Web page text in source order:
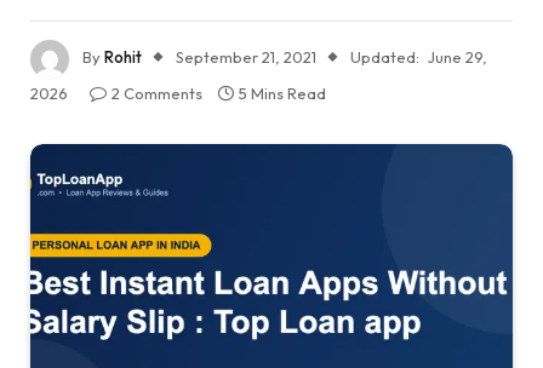
ByRohit September 21, 2021 Updated: June 29,
2026
2 Comments 5 Mins Read